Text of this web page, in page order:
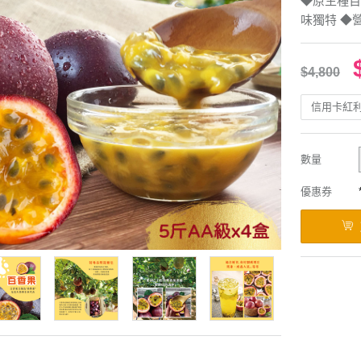
味獨特 ◆
$4,800
信用卡紅
數量
優惠券